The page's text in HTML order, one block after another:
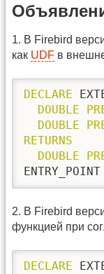
1. В Firebird
как UDF в
DECLARE
DOUBLE
DOUBLE
RETURNS
DOUBLE
ENTRY_POINT
2. В Firebird
функцией при
DECLARE